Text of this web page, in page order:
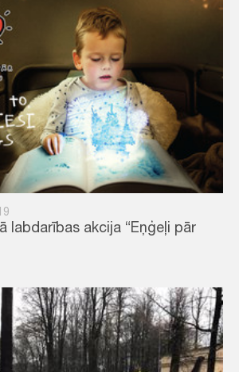
labdarības akcija “Eņģeļi pār